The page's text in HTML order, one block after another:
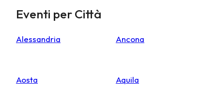
Eventi per Città
Alessandria Ancona
Aosta Aquila